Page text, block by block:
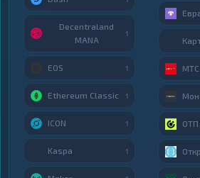
Decentraland
MANA
1
EOS 1
Ethereum Classic 1
ICON 1
Kaspa 1
МТС
ОТП